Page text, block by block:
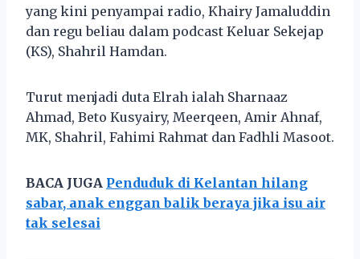
yang kini penyampai radio, Khairy Jamaluddin
dan regu beliau dalam podcast Keluar Sekejap
(KS), Shahril Hamdan.
Turut menjadi duta Elrah ialah Sharnaaz
Ahmad, Beto Kusyairy, Meerqeen, Amir Ahnaf,
MK, Shahril, Fahimi Rahmat dan Fadhli Masoot.
BACA JUGA Penduduk di Kelantan hilang
sabar, anak enggan balik beraya jika isu air
tak selesai